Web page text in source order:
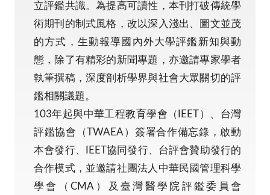
立評鑑共識。為提高可讀性，本刊打破傳統學
術期刊的制式風格，改以深入淺出、圖文並茂
的方式，生動報導國內外大學評鑑新知與動
態，除了有精彩的新聞專題，亦邀請專家學者
執筆撰稿，深度剖析學界與社會大眾關切的評
鑑相關議題。
103年起與中華工程教育學會（IEET）、台灣
評鑑協會（TWAEA）簽署合作備忘錄，啟動
本會發行、IEET協同發行、台評會贊助發行的
合作模式，並邀請社團法人中華民國管理科學
學會（CMA）及臺灣醫學院評鑑委員會